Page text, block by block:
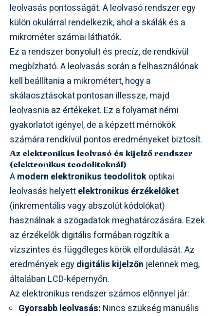
leolvasás pontosságát. A leolvasó rendszer egy
külön okulárral rendelkezik, ahol a skálák és a
mikrométer számai láthatók.
Ez a rendszer bonyolult és precíz, de rendkívül
megbízható. A leolvasás során a felhasználónak
kell beállítania a mikrométert, hogy a
skálaosztásokat pontosan illessze, majd
leolvasnia az értékeket. Ez a folyamat némi
gyakorlatot igényel, de a képzett mérnökök
számára rendkívül pontos eredményeket biztosít.
Az elektronikus leolvasó és kijelző rendszer
(elektronikus teodolitoknál)
Amodern elektronikus teodolitokoptikai
leolvasás helyettelektronikus érzékelőket
(inkrementális vagy abszolút kódolókat)
használnak a szögadatok meghatározására. Ezek
az érzékelők digitális formában rögzítik a
vízszintes és függőleges körök elfordulását. Az
eredmények egydigitális kijelzőn jelennek meg,
általában LCD-képernyőn.
Az elektronikus rendszer számos előnnyel jár:
Gyorsabb leolvasás: Nincs szükség manuális